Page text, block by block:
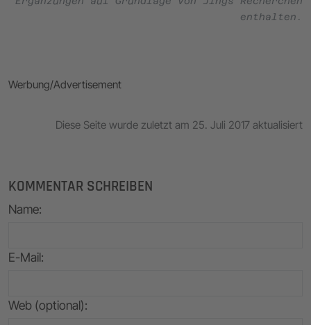
enthalten.
Werbung/Advertisement
Diese Seite wurde zuletzt am 25. Juli 2017 aktualisiert
KOMMENTAR SCHREIBEN
Name:
E-Mail:
Web (optional):